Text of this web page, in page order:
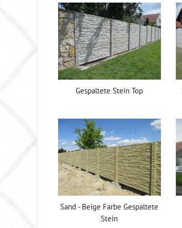
Gespaltete Stein Top
Sand - Beige Farbe Gespaltete
Stein